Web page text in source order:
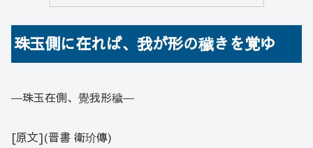
珠玉側に在れば、我が形の穢きを覚ゆ
―珠玉在側、覺我形穢―
[原文](晋書 衛玠傳)